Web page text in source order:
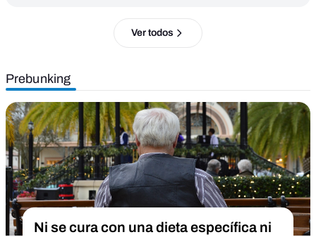
Ver todos
Prebunking
Ni se cura con una dieta específica ni